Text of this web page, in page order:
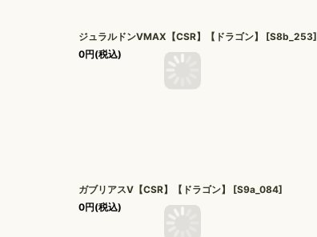
ジュラルドンVMAX【CSR】【ドラゴン】 [S8b_253]
0円(税込)
ガブリアスV【CSR】【ドラゴン】 [S9a_084]
0円(税込)